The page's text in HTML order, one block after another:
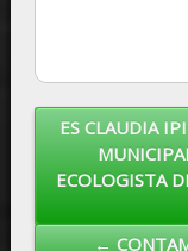
Post
ES CLAUDIA
ECOLOGISTA
←